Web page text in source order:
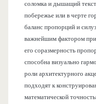
соломка и дышащий
побережье или в черте
баланс пропорций и
важнейшим фактором при
его соразмерность
способна визуально
роли архитектурного
подходят к
математической